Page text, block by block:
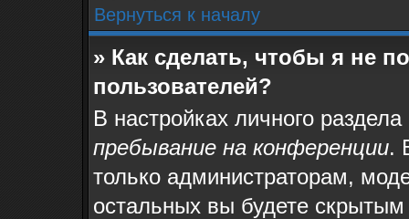
Вернуться к началу
» Как сделать, чтобы я не
пользователей?
В настройках личного
пребывание на конференции.
только администраторам,
остальных вы будете